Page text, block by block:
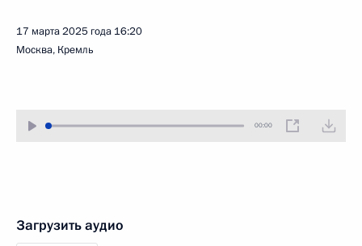
17 марта 2025 года 16:20
Москва, Кремль
00:00
Загрузить аудио